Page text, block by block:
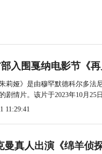
入围戛纳电影节《
朱莉娅》是由穆罕默德科尔多
剧情片。该片于2023年10月25
11:29:41
曼真人出演《绵羊侦